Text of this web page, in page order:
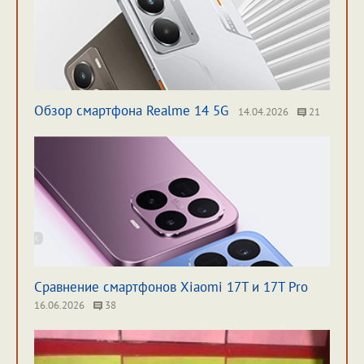
Обзор смартфона Realme 14 5G 14.04.2026 21
Сравнение смартфонов Xiaomi 17T и 17T Pro
16.06.2026 38